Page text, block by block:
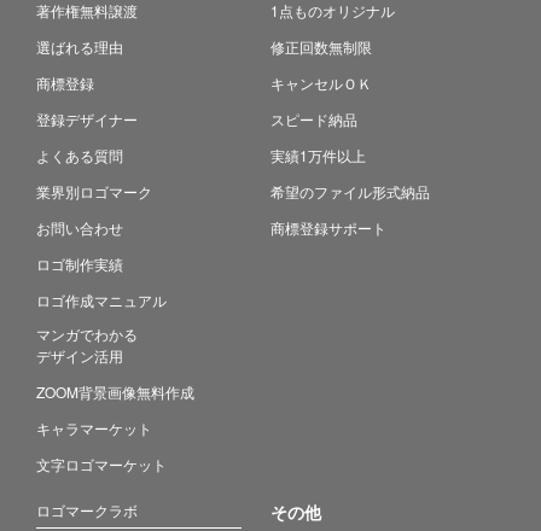
著作権無料譲渡
選ばれる理由
商標登録
登録デザイナー
よくある質問
業界別ロゴマーク
お問い合わせ
ロゴ制作実績
ロゴ作成マニュアル
マンガでわかる
デザイン活用
ZOOM背景画像無料作成
キャラマーケット
文字ロゴマーケット
1点ものオリジナル
修正回数無制限
キャンセルＯＫ
スピード納品
実績1万件以上
希望のファイル形式納品
商標登録サポート
ロゴマークラボ その他